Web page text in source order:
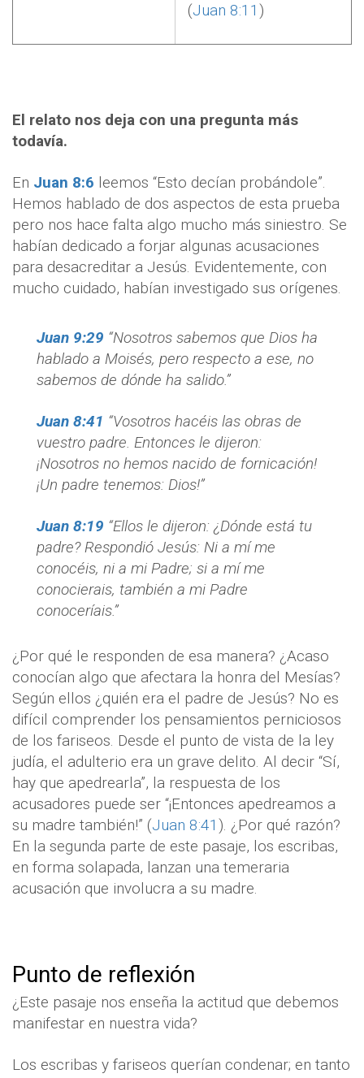
(Juan 8:11 )
El relato nos deja con una pregunta más
todavía.
En Juan 8:6 leemos “Esto decían probándole”.
Hemos hablado de dos aspectos de esta prueba
pero nos hace falta algo mucho más siniestro. Se
habían dedicado a forjar algunas acusaciones
para desacreditar a Jesús. Evidentemente, con
mucho cuidado, habían investigado sus orígenes.
Juan 9:29 “Nosotros sabemos que Dios ha
hablado a Moisés, pero respecto a ese, no
sabemos de dónde ha salido.”
Juan 8:41 “Vosotros hacéis las obras de
vuestro padre. Entonces le dijeron:
¡Nosotros no hemos nacido de fornicación!
¡Un padre tenemos: Dios!”
Juan 8:19 “Ellos le dijeron: ¿Dónde está tu
padre? Respondió Jesús: Ni a mí me
conocéis, ni a mi Padre; si a mí me
conocierais, también a mi Padre
conoceríais.”
¿Por qué le responden de esa manera? ¿Acaso
conocían algo que afectara la honra del Mesías?
Según ellos ¿quién era el padre de Jesús? No es
difícil comprender los pensamientos perniciosos
de los fariseos. Desde el punto de vista de la ley
judía, el adulterio era un grave delito. Al decir “Sí,
hay que apedrearla”, la respuesta de los
acusadores puede ser “¡Entonces apedreamos a
su madre también!” (Juan 8:41 ). ¿Por qué razón?
En la segunda parte de este pasaje, los escribas,
en forma solapada, lanzan una temeraria
acusación que involucra a su madre.
Punto de reflexión
¿Este pasaje nos enseña la actitud que debemos
manifestar en nuestra vida?
Los escribas y fariseos querían condenar; en tanto